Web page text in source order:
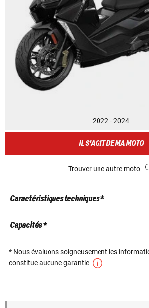
2022 - 2024
IL S'AGIT DE MA MOTO
Trouver une autre moto
Caractéristiques techniques *
Capacités *
* Nous évaluons soigneusement les
constitue aucune garantie